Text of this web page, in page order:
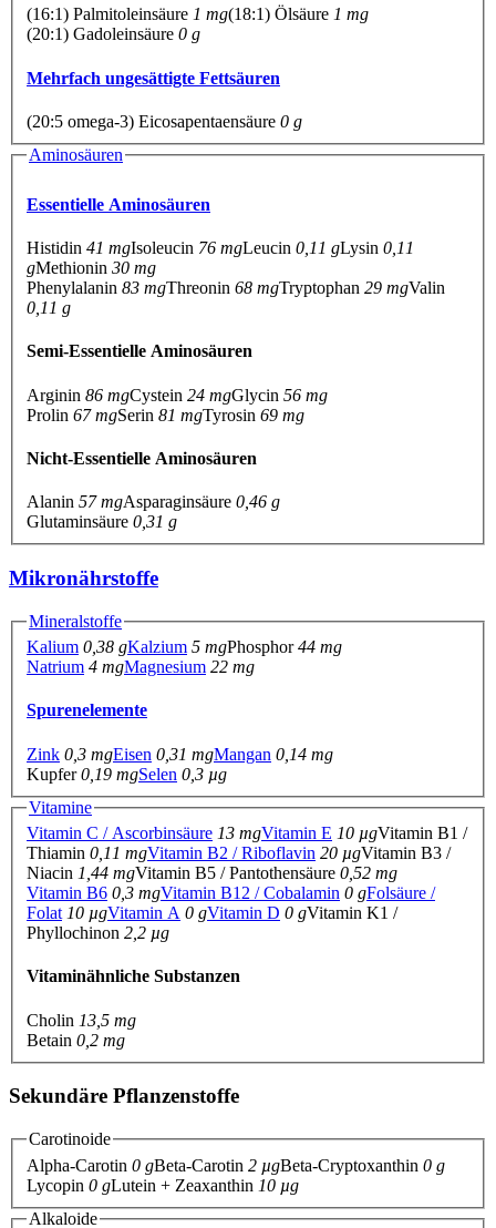
(16:1) Palmitoleinsäure 1 mg(18:1) Ölsäure 1 mg
(20:1) Gadoleinsäure 0 g
Mehrfach ungesättigte Fettsäuren
(20:5 omega-3) Eicosapentaensäure 0 g
Aminosäuren
Essentielle Aminosäuren
Histidin 41 mgIsoleucin 76 mgLeucin 0,11 gLysin 0,11
gMethionin 30 mg
Phenylalanin 83 mgThreonin 68 mgTryptophan 29 mgValin
0,11 g
Semi-Essentielle Aminosäuren
Arginin 86 mgCystein 24 mgGlycin 56 mg
Prolin 67 mgSerin 81 mgTyrosin 69 mg
Nicht-Essentielle Aminosäuren
Alanin 57 mgAsparaginsäure 0,46 g
Glutaminsäure 0,31 g
Mikronährstoffe
Mineralstoffe
Kalium 0,38 gKalzium 5 mgPhosphor44 mg
Natrium 4 mgMagnesium 22 mg
Spurenelemente
Zink 0,3 mgEisen 0,31 mgMangan 0,14 mg
Kupfer0,19 mgSelen 0,3 µg
Vitamine
Vitamin C / Ascorbinsäure 13 mgVitamin E 10 µgVitamin B1 /
Thiamin 0,11 mgVitamin B2 / Riboflavin 20 µgVitamin B3 /
Niacin 1,44 mgVitamin B5 / Pantothensäure 0,52 mg
Vitamin B6 0,3 mgVitamin B12 / Cobalamin 0 gFolsäure /
Folat 10 µgVitamin A 0 gVitamin D 0 gVitamin K1 /
Phyllochinon 2,2 µg
Vitaminähnliche Substanzen
Cholin 13,5 mg
Betain 0,2 mg
Sekundäre Pflanzenstoffe
Carotinoide
Alpha-Carotin 0 gBeta-Carotin 2 µgBeta-Cryptoxanthin 0 g
Lycopin 0 gLutein + Zeaxanthin 10 µg
Alkaloide